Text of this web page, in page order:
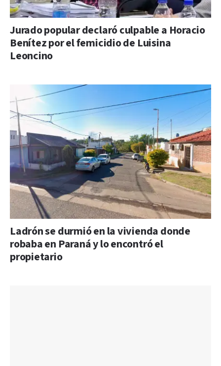
Jurado popular declaró culpable a Horacio
Benítez por el femicidio de Luisina
Leoncino
Ladrón se durmió en la vivienda donde
robaba en Paraná y lo encontró el
propietario